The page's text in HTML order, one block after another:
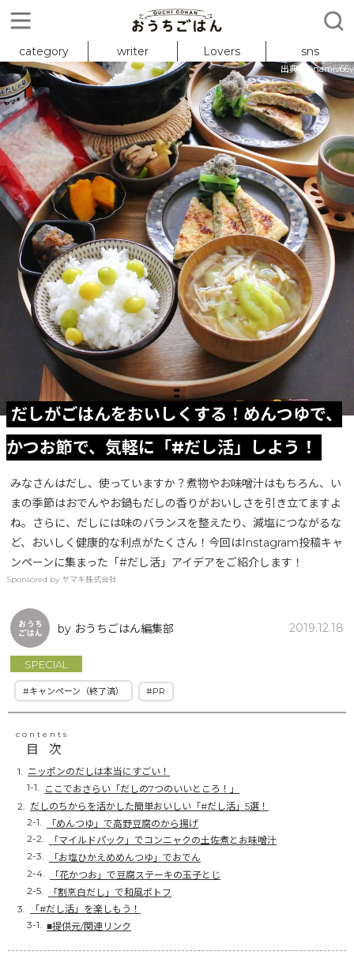
category writer Lovers sns
出典 : @namiv66v
だしがごはんをおいしくする！めんつゆで、
かつお節で、気軽に「#だし活」しよう！
みなさんはだし、使っていますか？煮物やお味噌汁はもちろん、い
まの季節はおでんやお鍋もだしの香りがおいしさを引き立てますよ
ね。さらに、だしには味のバランスを整えたり、減塩につながるな
ど、おいしく健康的な利点がたくさん！今回はInstagram投稿キャ
ンペーンに集まった「#だし活」アイデアをご紹介します！
Sponsored by ヤマキ株式会社
by おうちごはん編集部 2019.12.18
SPECIAL
#キャンペーン（終了済） #PR
contents
目次
ニッポンのだしは本当にすごい！
ここでおさらい「だしの7つのいいところ！」
だしのちからを活かした簡単おいしい「#だし活」5選！
「めんつゆ」で高野豆腐のから揚げ
「マイルドパック」でコンニャクの土佐煮とお味噌汁
「お塩ひかえめめんつゆ」でおでん
「花かつお」で豆腐ステーキの玉子とじ
「割烹白だし」で和風ポトフ
「#だし活」を楽しもう！
■提供元/関連リンク